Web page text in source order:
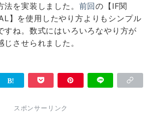
を実装しました。 前回の【IF関
】を使用したやり方よりもシンプル
すね。数式にはいろいろなやり方が
させられました。
スポンサーリンク